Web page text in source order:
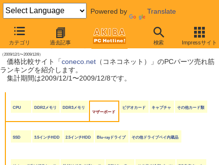
Powered by Translate
カテゴリ 過去記事 検索 Impressサイト
【 2009年12月12日号 】
coneco.net売れ筋ランキング
（2009/12/1〜2009/12/8）
価格比較サイト「coneco.net（コネコネット）」のPCパーツ売れ筋
ランキングを紹介します。
集計期間は2009/12/1〜2009/12/8です。
CPU DDR2メモリ
DDR3メモリ
マザーボード
ビデオカード キャプチャ その他カード類
SSD 3.5インチHDD 2.5インチHDD Blu-rayドライブ その他ドライブベイ内蔵品